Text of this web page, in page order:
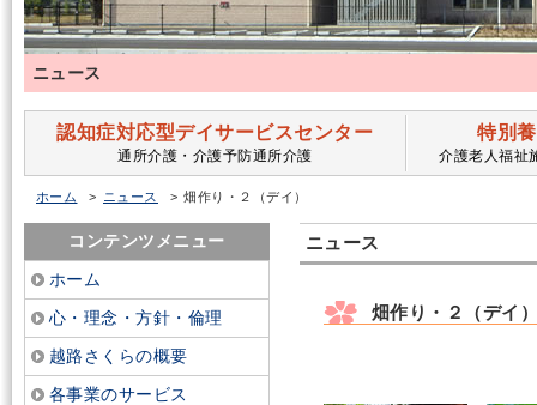
ニュース
認知症対応型デイサービスセンター
通所介護・介護予防通所介護
特別
介護老人福祉
ホーム ニュース 畑作り・２（デイ）
ニュース
畑作り・２（デイ
コンテンツメニュー
ホーム
心・理念・方針・倫理
越路さくらの概要
各事業のサービス